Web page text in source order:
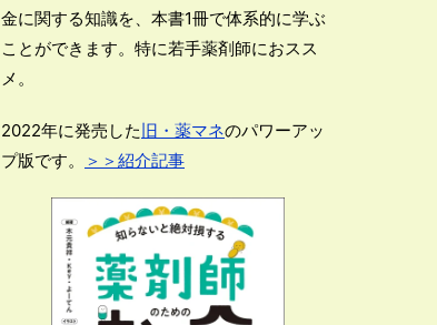
金に関する知識を、本書1冊で体系的に学ぶ
ことができます。特に若手薬剤師におスス
メ。
2022年に発売した旧・薬マネのパワーアッ
プ版です。
＞＞紹介記事